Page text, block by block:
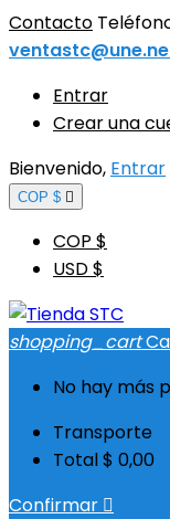
Contacto
Entrar
Crear una
Bienvenido, Entrar
COP $ 
COP $
USD $
shopping_cart
No hay más
Transporte
Total$ 0,00
Confirmar 